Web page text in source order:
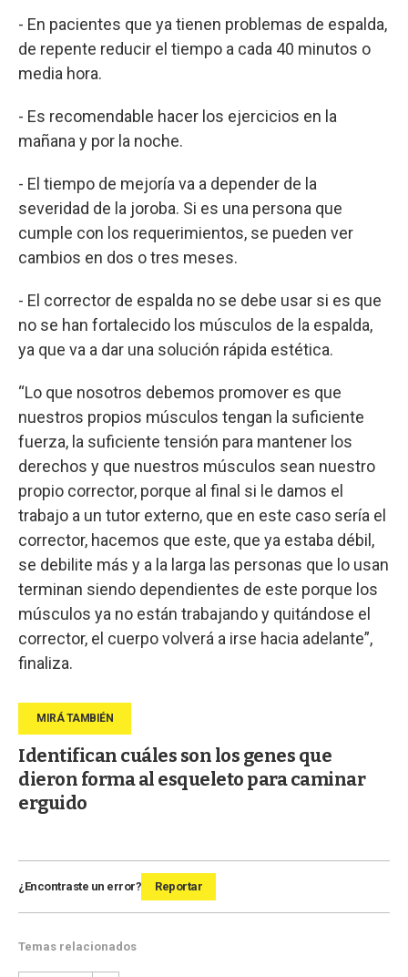
- En pacientes que ya tienen problemas de espalda,
de repente reducir el tiempo a cada 40 minutos o
media hora.
- Es recomendable hacer los ejercicios en la
mañana y por la noche.
- El tiempo de mejoría va a depender de la
severidad de la joroba. Si es una persona que
cumple con los requerimientos, se pueden ver
cambios en dos o tres meses.
- El corrector de espalda no se debe usar si es que
no se han fortalecido los músculos de la espalda,
ya que va a dar una solución rápida estética.
“Lo que nosotros debemos promover es que
nuestros propios músculos tengan la suficiente
fuerza, la suficiente tensión para mantener los
derechos y que nuestros músculos sean nuestro
propio corrector, porque al final si le damos el
trabajo a un tutor externo, que en este caso sería el
corrector, hacemos que este, que ya estaba débil,
se debilite más y a la larga las personas que lo usan
terminan siendo dependientes de este porque los
músculos ya no están trabajando y quitándose el
corrector, el cuerpo volverá a irse hacia adelante”,
finaliza.
Identifican cuáles son los genes que
dieron forma al esqueleto para caminar
erguido
¿Encontraste un error? Reportar
Temas relacionados